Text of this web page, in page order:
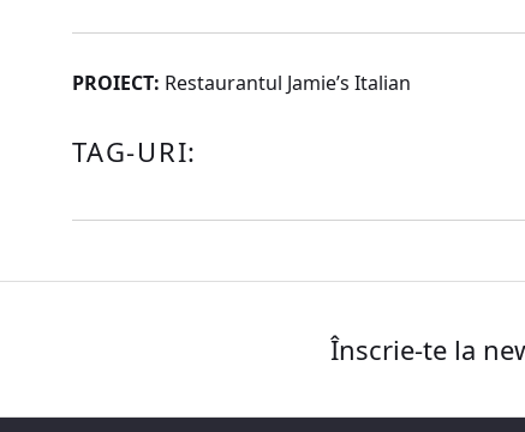
PROIECT: Restaurantul Jamie’s Italian
TAG-URI:
Înscrie-te la